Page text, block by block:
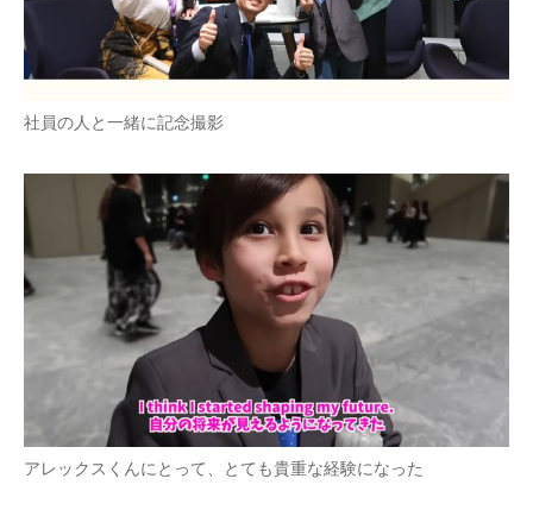
社員の人と一緒に記念撮影
アレックスくんにとって、とても貴重な経験になった